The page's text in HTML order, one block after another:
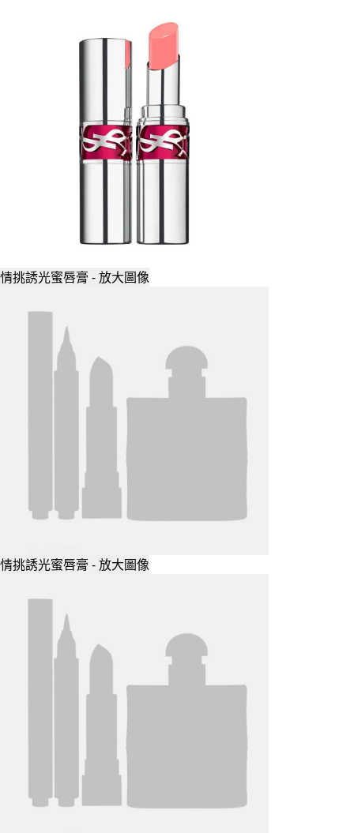
情挑誘光蜜唇膏 - 放大圖像
情挑誘光蜜唇膏 - 放大圖像